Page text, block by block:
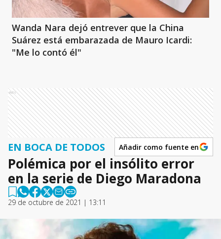
Wanda Nara dejó entrever que la China
Suárez está embarazada de Mauro Icardi:
"Me lo contó él"
Ads
EN BOCA DE TODOS Añadir como fuente en
Polémica por el insólito error
en la serie de Diego Maradona
29 de octubre de 2021 | 13:11